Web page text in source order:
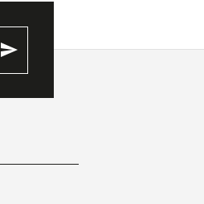
send